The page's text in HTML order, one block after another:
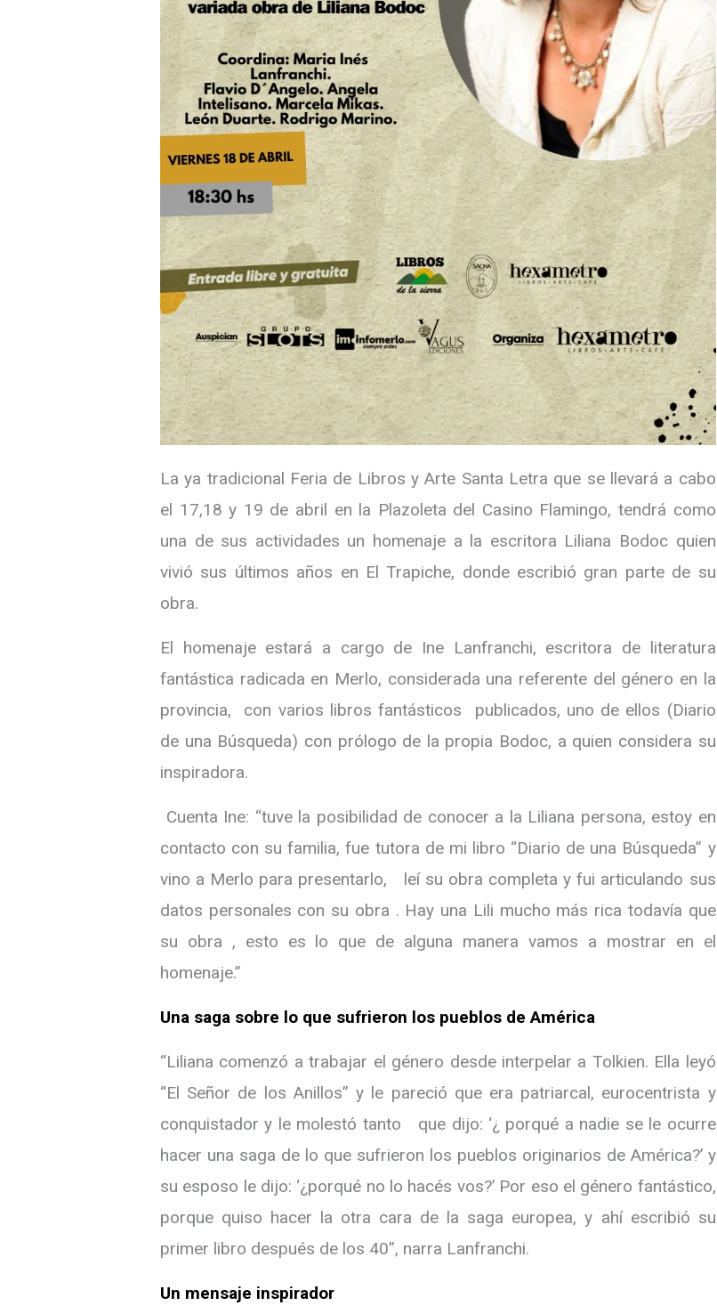
La ya tradicional Feria de Libros y Arte Santa Letra que se llevará a cabo
el 17,18 y 19 de abril en la Plazoleta del Casino Flamingo, tendrá como
una de sus actividades un homenaje a la escritora Liliana Bodoc quien
vivió sus últimos años en El Trapiche, donde escribió gran parte de su
obra.
El homenaje estará a cargo de Ine Lanfranchi, escritora de literatura
fantástica radicada en Merlo, considerada una referente del género en la
provincia, con varios libros fantásticos publicados, uno de ellos (Diario
de una Búsqueda) con prólogo de la propia Bodoc, a quien considera su
inspiradora.
Cuenta Ine: “tuve la posibilidad de conocer a la Liliana persona, estoy en
contacto con su familia, fue tutora de mi libro “Diario de una Búsqueda” y
vino a Merlo para presentarlo, leí su obra completa y fui articulando sus
datos personales con su obra . Hay una Lili mucho más rica todavía que
su obra , esto es lo que de alguna manera vamos a mostrar en el
homenaje.”
Una saga sobre lo que sufrieron los pueblos de América
“Liliana comenzó a trabajar el género desde interpelar a Tolkien. Ella leyó
“El Señor de los Anillos” y le pareció que era patriarcal, eurocentrista y
conquistador y le molestó tanto que dijo: ‘¿ porqué a nadie se le ocurre
hacer una saga de lo que sufrieron los pueblos originarios de América?’ y
su esposo le dijo: ‘¿porqué no lo hacés vos?’ Por eso el género fantástico,
porque quiso hacer la otra cara de la saga europea, y ahí escribió su
primer libro después de los 40”, narra Lanfranchi.
Un mensaje inspirador